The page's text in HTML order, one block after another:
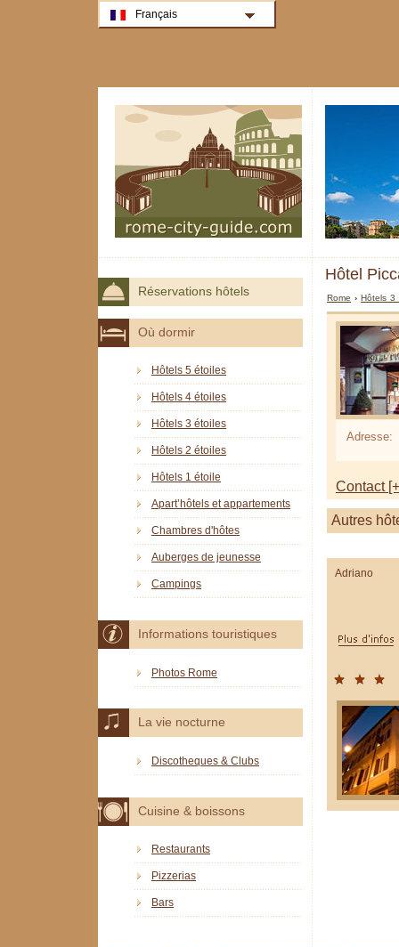
Hôtel
Rome ›Hôtels 3
Adresse:
Contact
Autres
Adriano
Réservations hôtels
Où dormir
Hôtels 5 étoiles
Hôtels 4 étoiles
Hôtels 3 étoiles
Hôtels 2 étoiles
Hôtels 1 étoile
Apart’hôtels et appartements
Chambres d'hôtes
Auberges de jeunesse
Campings
Informations touristiques
Photos Rome
La vie nocturne
Discotheques & Clubs
Cuisine & boissons
Restaurants
Pizzerias
Bars
Français